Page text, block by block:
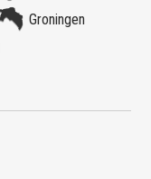
Groningen